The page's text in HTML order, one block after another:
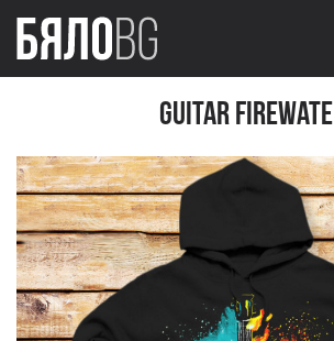
Guitar Firewate